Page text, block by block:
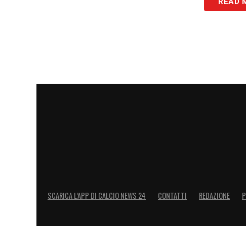
suo rientro avviene con un ruolo
del club
permesso di maturare esperienza in un
SCARICA L’APP DI CALCIO NEWS 24 CONTATTI REDAZIONE